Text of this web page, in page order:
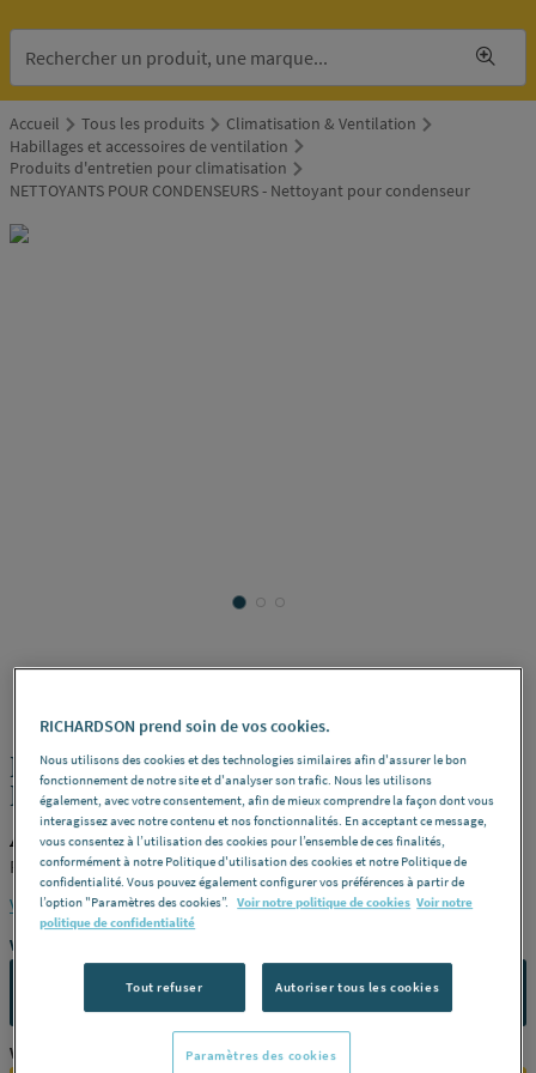
Accueil Tous les produits
Climatisation & Ventilation
Habillages et accessoires de ventilation
Produits d'entretien pour climatisation
NETTOYANTS POUR CONDENSEURS - Nettoyant pour condenseur
NETTOYANTS POUR CONDENSEURS -
Nettoyant pour condenseur
ADVANCED 177ACE0012
Rtu cc - Spray 1L -Référence177ACE0012
Voir la description complète
Vous avez un projet ?
CONTACTEZ-NOUS
Vous êtes un professionnel ?
RICHARDSON prend soin de vos cookies.
Nous utilisons des cookies et des technologies similaires afin d'assurer le bon
fonctionnement de notre site et d'analyser son trafic. Nous les utilisons
également, avec votre consentement, afin de mieux comprendre la façon dont vous
interagissez avec notre contenu et nos fonctionnalités. En acceptant ce message,
vous consentez à l’utilisation des cookies pour l’ensemble de ces finalités,
conformément à notre Politique d'utilisation des cookies et notre Politique de
confidentialité. Vous pouvez également configurer vos préférences à partir de
l’option "Paramètres des cookies”.
Voir notre politique de cookies Voir notre
politique de confidentialité
Tout refuser Autoriser tous les cookies
Paramètres des cookies